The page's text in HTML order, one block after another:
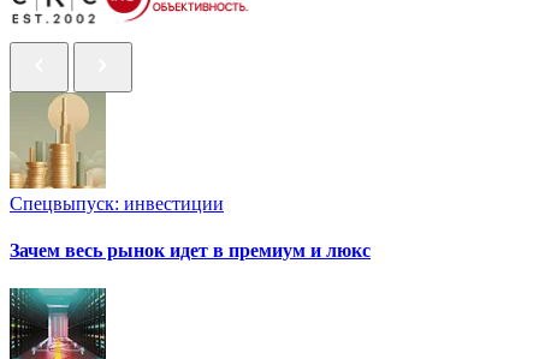
Спецвыпуск: инвестиции
Зачем весь рынок идет в премиум и люкс